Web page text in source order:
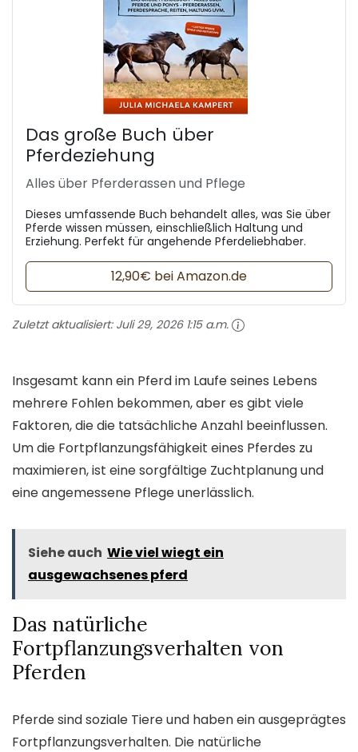
Das große Buch über
Pferdeziehung
Alles über Pferderassen und Pflege
Dieses umfassende Buch behandelt alles, was Sie über
Pferde wissen müssen, einschließlich Haltung und
Erziehung. Perfekt für angehende Pferdeliebhaber.
12,90€ bei Amazon.de
Zuletzt aktualisiert: Juli 29, 2026 1:15 a.m.
Insgesamt kann ein Pferd im Laufe seines Lebens
mehrere Fohlen bekommen, aber es gibt viele
Faktoren, die die tatsächliche Anzahl beeinflussen.
Um die Fortpflanzungsfähigkeit eines Pferdes zu
maximieren, ist eine sorgfältige Zuchtplanung und
eine angemessene Pflege unerlässlich.
Siehe auch Wie viel wiegt ein
ausgewachsenes pferd
Das natürliche
Fortpflanzungsverhalten von
Pferden
Pferde sind soziale Tiere und haben ein ausgeprägtes
Fortpflanzungsverhalten. Die natürliche